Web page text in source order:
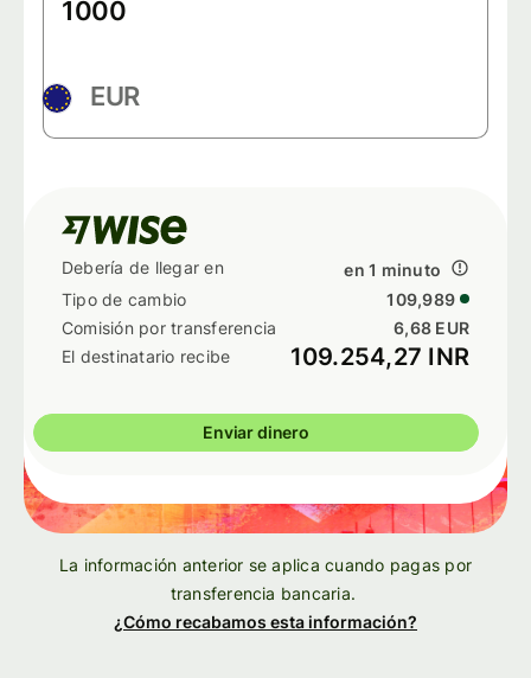
EUR
en 1 minuto
109,989
6,68 EUR
109.254,27 INR
Enviar dinero
La información anterior se aplica cuando pagas por
transferencia bancaria.
¿Cómo recabamos esta información?